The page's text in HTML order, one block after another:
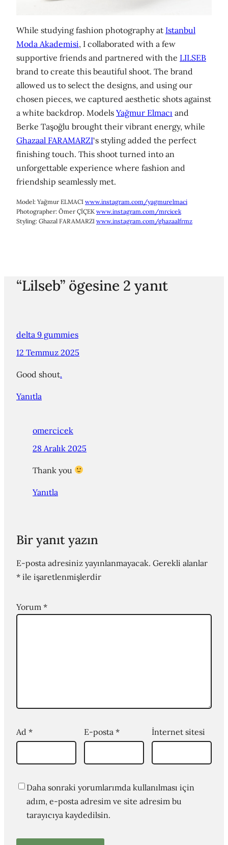
While studying fashion photography at Istanbul
Moda Akademisi, I collaborated with a few
supportive friends and partnered with the LILSEB
brand to create this beautiful shoot. The brand
allowed us to select the designs, and using our
chosen pieces, we captured aesthetic shots against
a white backdrop. Models Yağmur Elmacı and
Berke Taşoğlu brought their vibrant energy, while
Ghazaal FARAMARZI‘s styling added the perfect
finishing touch. This shoot turned into an
unforgettable experience where fashion and
friendship seamlessly met.
Model: Yağmur ELMACI www.instagram.com/yagmurelmaci
Photographer: Ömer ÇİÇEK www.instagram.com/mrcicek
Styling: Ghazal FARAMARZI www.instagram.com/ghazaalfrmz
“Lilseb” ögesine 2 yanıt
delta 9 gummies
12 Temmuz 2025
Good shout.
Yanıtla
omercicek
28 Aralık 2025
Thank you
Yanıtla
Bir yanıt yazın
E-posta adresiniz yayınlanmayacak. Gerekli alanlar
* ile işaretlenmişlerdir
Yorum *
Ad * E-posta * İnternet sitesi
Daha sonraki yorumlarımda kullanılması için
adım, e-posta adresim ve site adresim bu
tarayıcıya kaydedilsin.